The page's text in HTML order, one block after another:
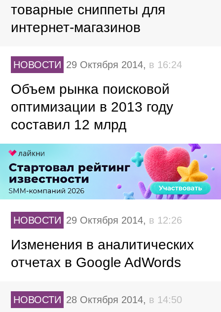
товарные сниппеты для
интернет-магазинов
НОВОСТИ 29 Октября 2014, в 16:24
Объем рынка поисковой
оптимизации в 2013 году
составил 12 млрд
НОВОСТИ 29 Октября 2014, в 12:26
Изменения в аналитических
отчетах в Google AdWords
НОВОСТИ 28 Октября 2014, в 14:50